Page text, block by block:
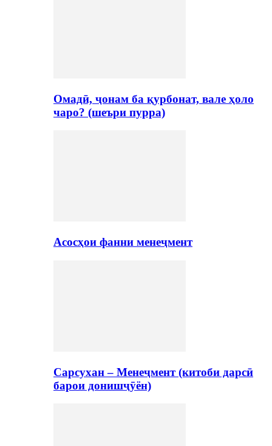
Омадӣ, ҷонам ба қурбонат, вале ҳоло
чаро? (шеъри пурра)
Асосҳои фанни менеҷмент
Сарсухан – Менеҷмент (китоби дарсӣ
барои донишҷӯён)